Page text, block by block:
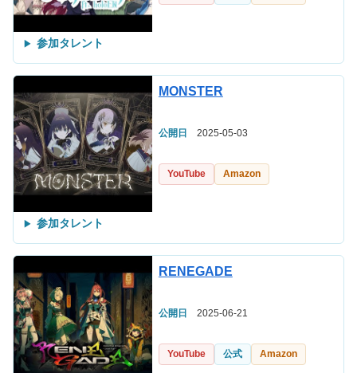
参加タレント
MONSTER
公開日 2025-05-03
YouTube Amazon
参加タレント
RENEGADE
公開日 2025-06-21
YouTube 公式 Amazon